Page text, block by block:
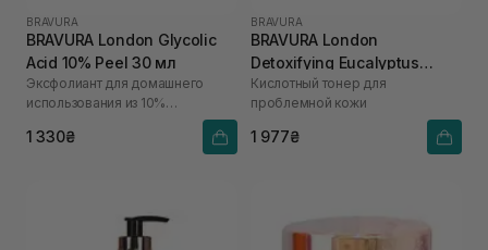
BRAVURA
BRAVURA London Glycolic
Acid 10% Peel 30 мл
Эксфолиант для домашнего
использования из 10%
1 330₴
BRAVURA
BRAVURA London
Detoxifying Eucalyptus
Astringent Toner 15%
AHA/BHA 150 мл
Кислотный тонер для
проблемной кожи
1 977₴